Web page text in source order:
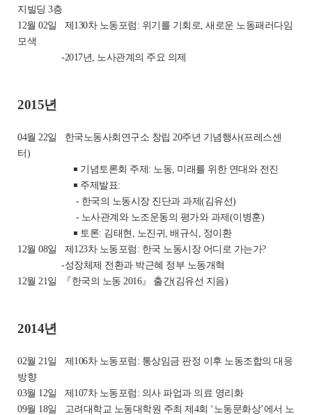
지빌딩 3층
12월 02일
제130차 노동포럼: 위기를 기회로, 새로운 노동패러다임
모색
-2017년, 노사관계의 주요 의제
2015년
04월 22일
한국노동사회연구소 창립 20주년 기념행사(프레스센
터)
￭ 기념토론회 주제: 노동, 미래를 위한 연대와 전진
￭ 주제발표:
- 한국의 노동시장 진단과 과제(김유선)
- 노사관계와 노조운동의 평가와 과제(이병훈)
￭ 토론: 김태현, 노진귀, 배규식, 정이환
12월 08일
제123차 노동포럼: 한국 노동시장 어디로 가는가?
-성장체제 전환과 박근혜 정부 노동개혁
12월 21일
『한국의 노동 2016』 출간(김유선 지음)
2014년
02월 21일
제106차 노동포럼: 통상임금 판정 이후 노동조합의 대응
방향
03월 12일
제107차 노동포럼: 의사 파업과 의료 영리화
09월 18일
고려대학교 노동대학원 주최 제4회 ‘노동문화상’에서 노